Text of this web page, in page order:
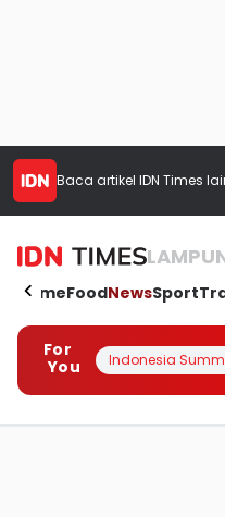
Baca artikel IDN Times
HomeFoodNewsSport
For
You
Indonesia